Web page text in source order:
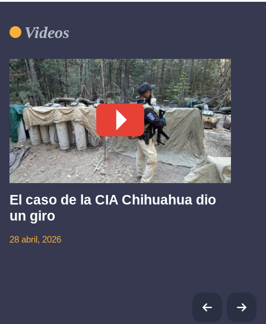
Videos
El caso de la CIA Chihuahua dio
un giro
28 abril, 2026